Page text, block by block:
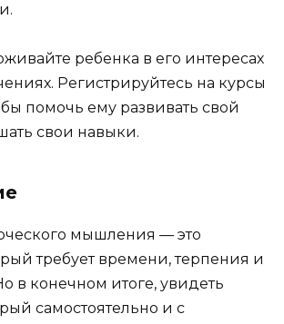
ребенка в его интересах
Регистрируйтесь на курсы
помочь ему развивать свой
свои навыки.
мышления — это
требует времени, терпения и
в конечном итоге, увидеть
самостоятельно и с